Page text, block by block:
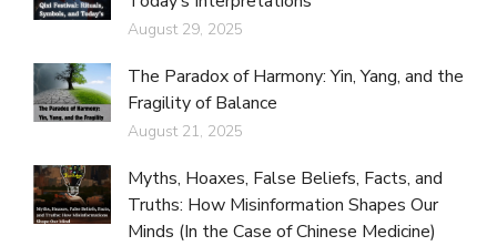
August 29, 2025
The Paradox of Harmony: Yin, Yang, and the
Fragility of Balance
August 21, 2025
Myths, Hoaxes, False Beliefs, Facts, and
Truths: How Misinformation Shapes Our
Minds (In the Case of Chinese Medicine)